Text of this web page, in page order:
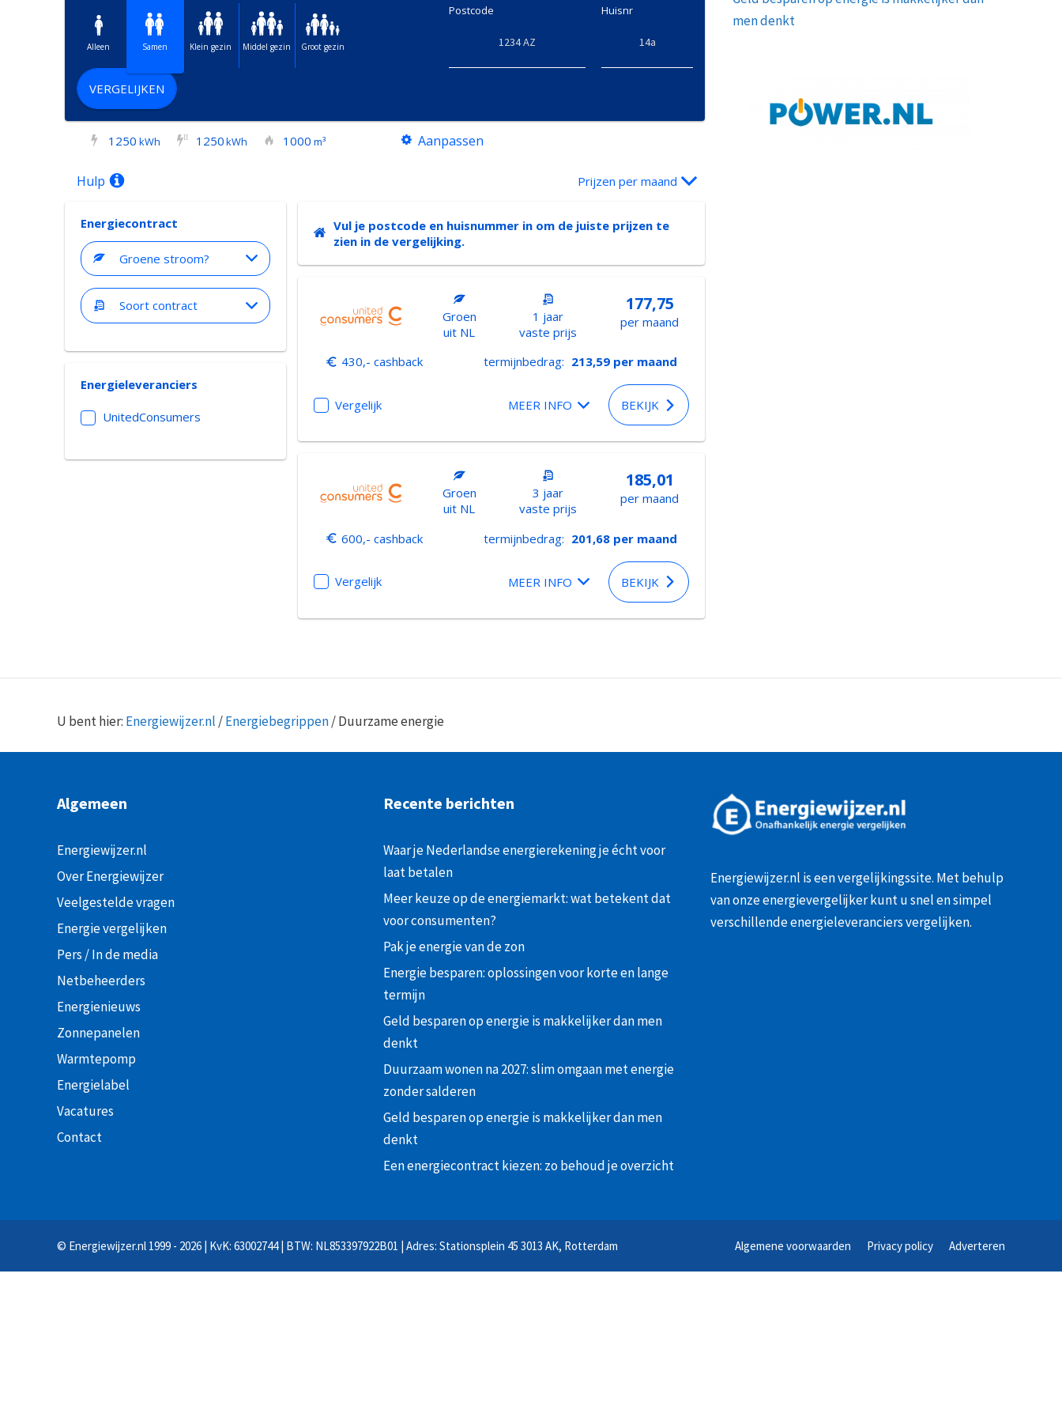
Alleen Samen Klein gezin Middel gezin Groot gezin
Postcode Huisnr
VERGELIJKEN
1250 kWh II 1250kWh 1000 m³ Aanpassen
Hulp Prijzen per maand
Energiecontract
Groene stroom?
Soort contract
Energieleveranciers
UnitedConsumers
Vul je postcode en huisnummer in om de juiste prijzen te
zien in de vergelijking.
Groen
uit NL
1 jaar
vaste prijs
177,75
per maand
430,- cashback termijnbedrag: 213,59 per maand
Vergelijk MEER INFO BEKIJK
Groen
uit NL
3 jaar
vaste prijs
185,01
per maand
600,- cashback termijnbedrag: 201,68 per maand
Vergelijk MEER INFO BEKIJK
men denkt
U bent hier: Energiewijzer.nl /Energiebegrippen/Duurzame energie
Algemeen
Energiewijzer.nl
Over Energiewijzer
Veelgestelde vragen
Energie vergelijken
Pers / In de media
Netbeheerders
Energienieuws
Zonnepanelen
Warmtepomp
Energielabel
Vacatures
Contact
Recente berichten
Waar je Nederlandse energierekening je écht voor
laat betalen
Meer keuze op de energiemarkt: wat betekent dat
voor consumenten?
Pak je energie van de zon
Energie besparen: oplossingen voor korte en lange
termijn
Geld besparen op energie is makkelijker dan men
denkt
Duurzaam wonen na 2027: slim omgaan met energie
zonder salderen
Geld besparen op energie is makkelijker dan men
denkt
Een energiecontract kiezen: zo behoud je overzicht
Energiewijzer.nl is een vergelijkingssite. Met behulp
van onzeenergievergelijkerkunt u snel en simpel
verschillende energieleveranciers vergelijken.
Algemene voorwaarden Privacy policy Adverteren
© Energiewijzer.nl 1999 - 2026 | KvK: 63002744 | BTW: NL853397922B01 | Adres: Stationsplein 45 3013 AK, Rotterdam